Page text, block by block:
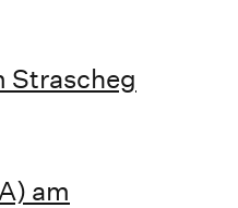
Strascheg
am